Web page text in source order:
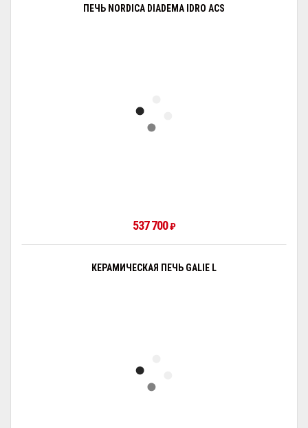
ПЕЧЬ NORDICA DIADEMA IDRO ACS
537 700₽
КЕРАМИЧЕСКАЯ ПЕЧЬ GALIE L